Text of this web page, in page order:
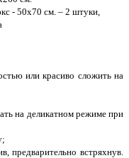
- 50х70 см. – 2 штуки,
или красиво сложить на
на деликатном режиме при
предварительно встряхнув.